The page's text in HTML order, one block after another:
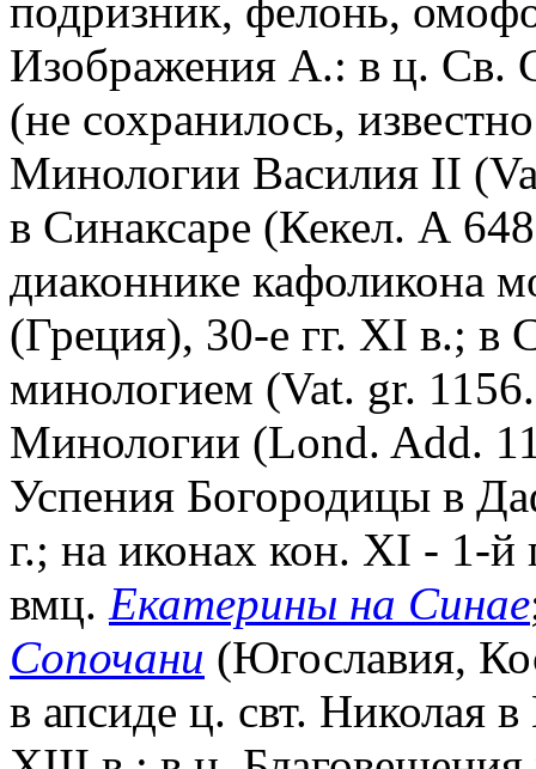
подризник, фелонь,
Изображения А.: в ц. Св.
(не сохранилось,
Минологии Василия II
в Синаксаре (Кекел. А
диаконнике кафоликона
(Греция), 30-е гг. XI в.; в
минологием (Vat. gr.
Минологии (Lond. Add.
Успения Богородицы в
г.; на иконах кон. XI - 1-
вмц. Екатерины на Синае
Сопочани (Югославия,
в апсиде ц. свт. Николая